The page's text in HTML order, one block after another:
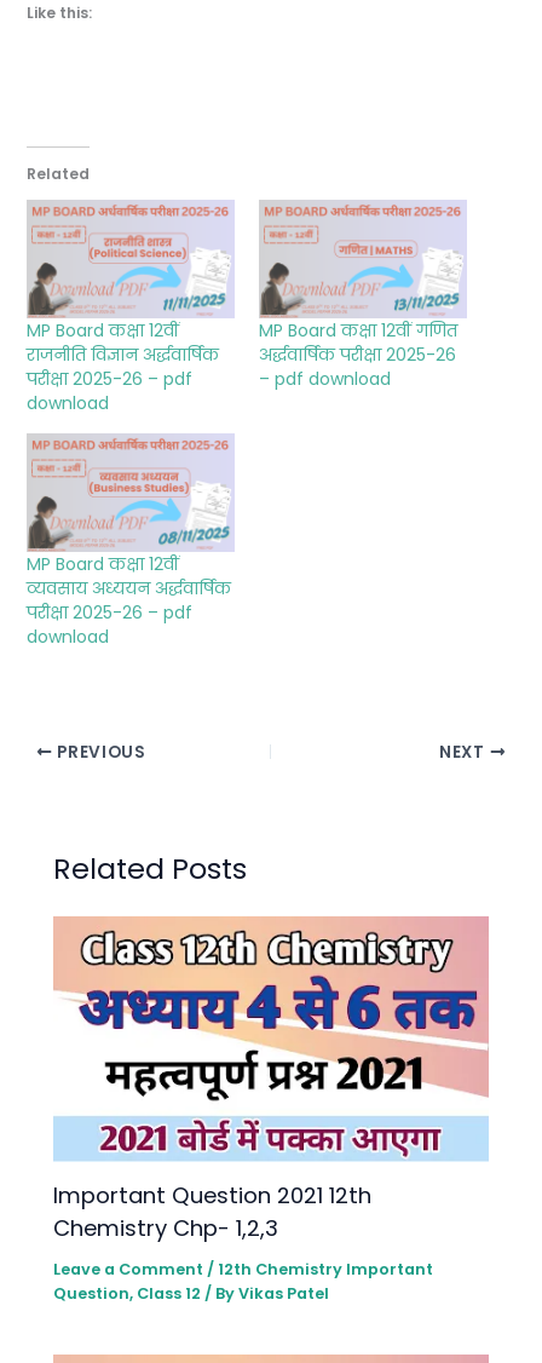
Like this:
Related
MP Board कक्षा 12वीं
राजनीति विज्ञान अर्द्धवार्षिक
परीक्षा 2025-26 – pdf
download
MP Board कक्षा 12वीं गणित
अर्द्धवार्षिक परीक्षा 2025-26
– pdf download
MP Board कक्षा 12वीं
व्यवसाय अध्ययन अर्द्धवार्षिक
परीक्षा 2025-26 – pdf
download
PREVIOUS NEXT
Related Posts
lmportant Question 2021 12th
Chemistry Chp- 1,2,3
Leave a Comment / 12th Chemistry lmportant
Question, Class 12 / ByVikas Patel